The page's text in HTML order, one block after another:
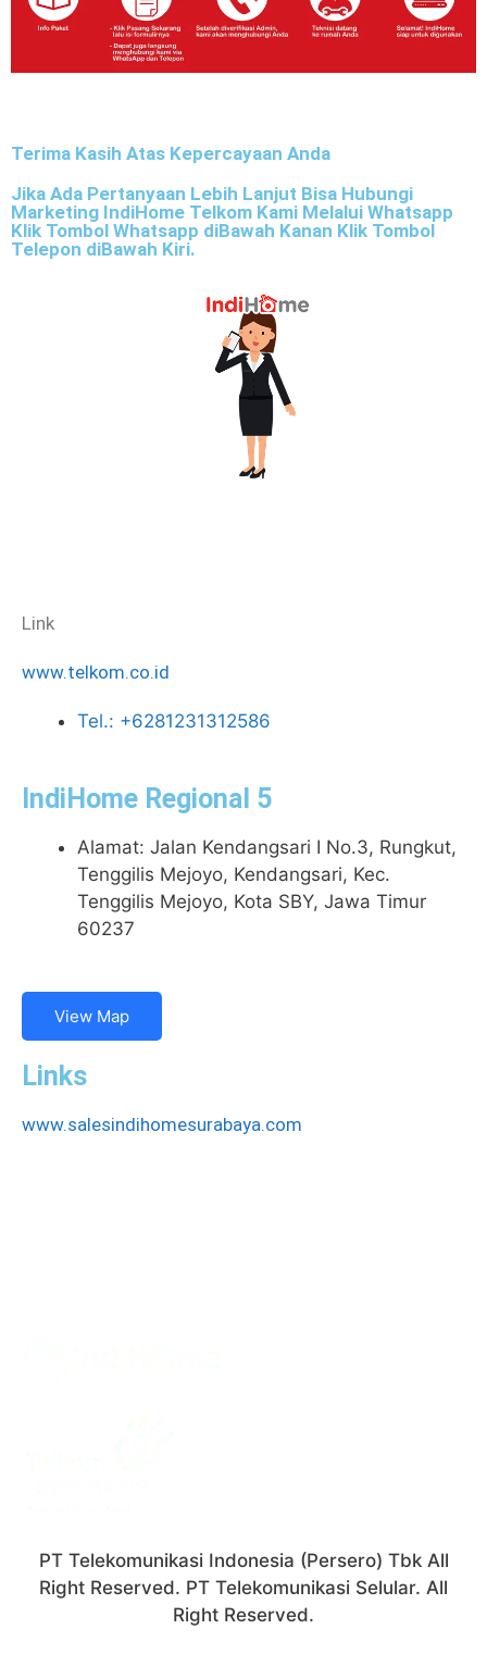
Terima Kasih Atas Kepercayaan Anda
Jika Ada Pertanyaan Lebih Lanjut Bisa Hubungi
Marketing IndiHome Telkom Kami Melalui Whatsapp
Klik Tombol Whatsapp diBawah Kanan Klik Tombol
Telepon diBawah Kiri.
Link
www.telkom.co.id
Tel.: +6281231312586
IndiHome Regional 5
Alamat: Jalan Kendangsari I No.3, Rungkut,
Tenggilis Mejoyo, Kendangsari, Kec.
Tenggilis Mejoyo, Kota SBY, Jawa Timur
60237
View Map
Links
www.salesindihomesurabaya.com
PT Telekomunikasi Indonesia (Persero) Tbk All
Right Reserved. PT Telekomunikasi Selular. All
Right Reserved.